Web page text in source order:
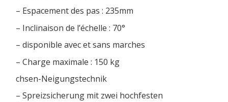
– Espacement des pas : 235mm
– Inclinaison de l’échelle : 70°
– disponible avec et sans marches
– Charge maximale : 150 kg
chsen-Neigungstechnik
– Spreizsicherung mit zwei hochfesten